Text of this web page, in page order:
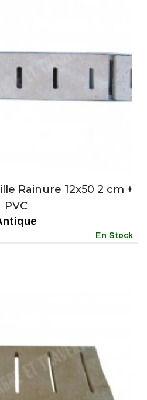
Rainure 12x50 2 cm +
PVC
En Stock